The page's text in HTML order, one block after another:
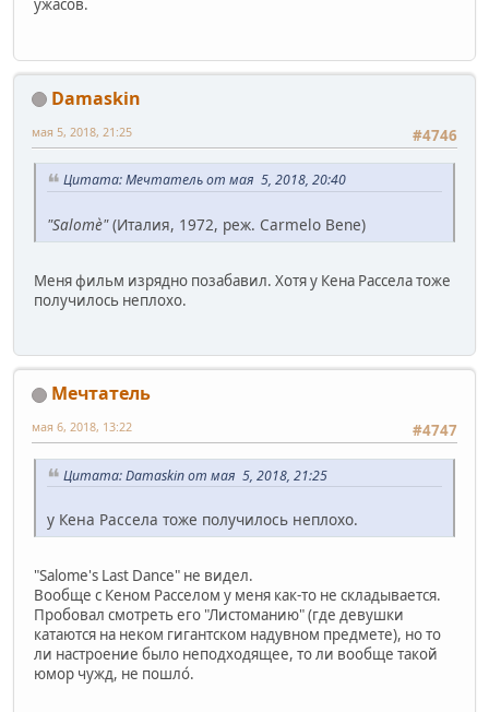
ужасов.
Damaskin
#4746
мая 5, 2018, 21:25
Цитата: Мечтатель от мая 5, 2018, 20:40
"Salomè"(Италия, 1972, реж. Carmelo Bene)
Меня фильм изрядно позабавил. Хотя у Кена Рассела тоже
получилось неплохо.
Мечтатель
#4747
мая 6, 2018, 13:22
Цитата: Damaskin от мая 5, 2018, 21:25
у Кена Рассела тоже получилось неплохо.
"Salome's Last Dance" не видел.
Вообще с Кеном Расселом у меня как-то не складывается.
Пробовал смотреть его "Листоманию" (где девушки
катаются на неком гигантском надувном предмете), но то
ли настроение было неподходящее, то ли вообще такой
юмор чужд, не пошло́.